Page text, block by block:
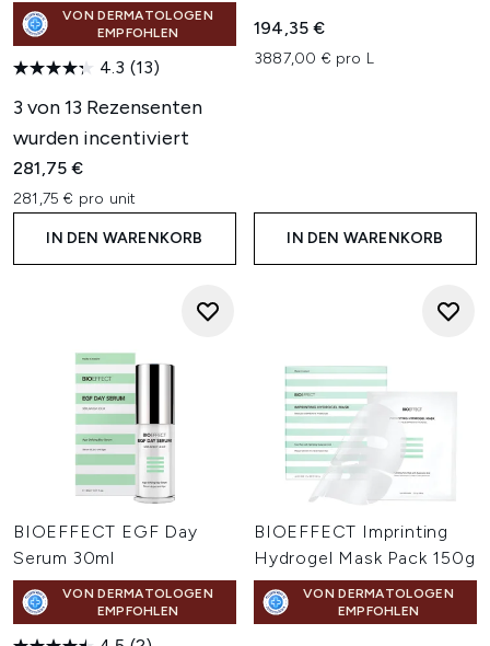
VON DERMATOLOGEN
EMPFOHLEN
4.3 (13)
3 von 13 Rezensenten
wurden incentiviert
281,75 €
281,75 € pro unit
IN DEN WARENKORB
194,35 €
3887,00 € pro L
IN DEN WARENKORB
BIOEFFECT EGF Day
Serum 30ml
VON DERMATOLOGEN
EMPFOHLEN
BIOEFFECT Imprinting
Hydrogel Mask Pack 150g
VON DERMATOLOGEN
EMPFOHLEN